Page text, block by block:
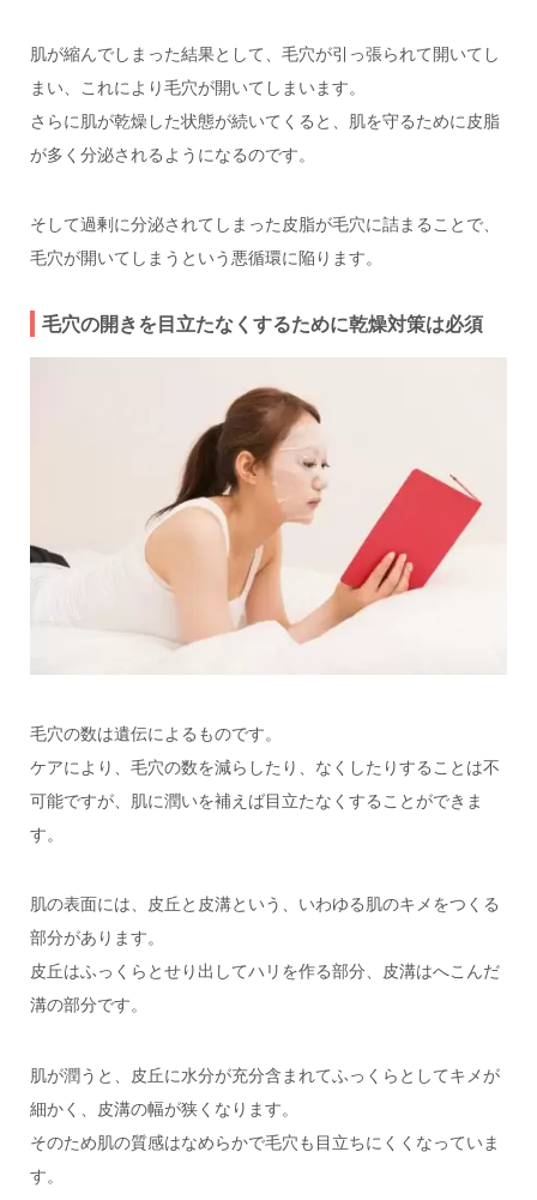
肌が縮んでしまった結果として、毛穴が引っ張られて開いてし
まい、これにより毛穴が開いてしまいます。
さらに肌が乾燥した状態が続いてくると、肌を守るために皮脂
が多く分泌されるようになるのです。
そして過剰に分泌されてしまった皮脂が毛穴に詰まることで、
毛穴が開いてしまうという悪循環に陥ります。
毛穴の開きを目立たなくするために乾燥対策は必須
毛穴の数は遺伝によるものです。
ケアにより、毛穴の数を減らしたり、なくしたりすることは不
可能ですが、肌に潤いを補えば目立たなくすることができま
す。
肌の表面には、皮丘と皮溝という、いわゆる肌のキメをつくる
部分があります。
皮丘はふっくらとせり出してハリを作る部分、皮溝はへこんだ
溝の部分です。
肌が潤うと、皮丘に水分が充分含まれてふっくらとしてキメが
細かく、皮溝の幅が狭くなります。
そのため肌の質感はなめらかで毛穴も目立ちにくくなっていま
す。